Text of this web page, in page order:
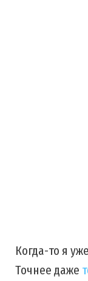
Когда-то я
Точнее даже